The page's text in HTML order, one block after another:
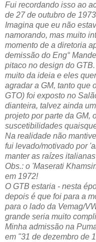
Fui recordando isso ao
de 27 de outubro de
Imagina que eu não
namorando, mas muito
momento de a diretoria
demissão do Eng°
pitaco no design do
muito da ideia e eles
agradar a GM, tanto que
GTO) foi exposto no
dianteira, talvez ainda
projeto por parte da GM,
suscetibilidades
Na realidade não
fui levado/motivado por
manter as raízes
Obs.: o 'Maserati
em 1972!
O GTB estaria - nesta
depois é que foi para a
para o lado da Vemag/
grande seria muito
Minha admissão na
em "31 de dezembro de